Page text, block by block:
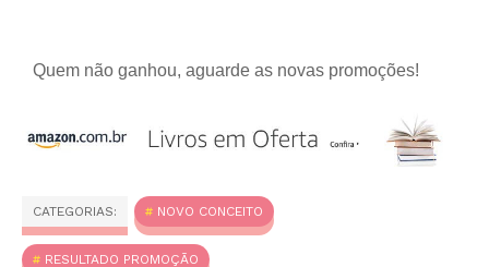
Quem não ganhou, aguarde as novas promoções!
CATEGORIAS: NOVO CONCEITO
RESULTADO PROMOÇÃO